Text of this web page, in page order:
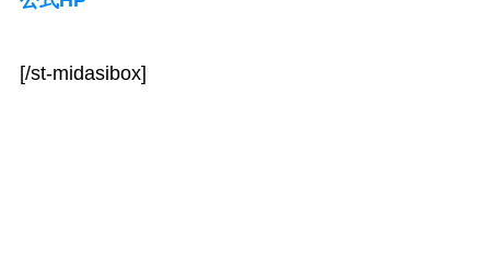
[/st-midasibox]